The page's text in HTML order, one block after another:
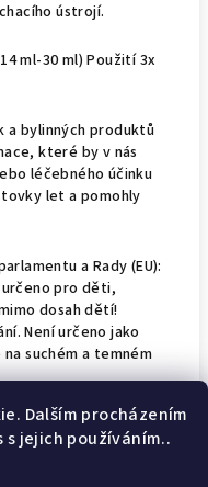
Dalším procházením
jejich používáním..
ústrojí.
ml-30 ml) Použití 3x
a bylinných produktů
které by v nás
léčebného účinku
let a pomohly
a Rady (EU):
určeno pro děti,
dosah dětí!
Není určeno jako
suchém a temném
Hlavice 3, 46348,